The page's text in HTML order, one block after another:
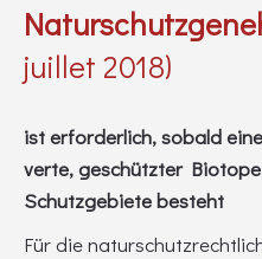
juillet 2018)
ist erforderlich, sobald
verte, geschützter
Schutzgebiete besteht
Für die